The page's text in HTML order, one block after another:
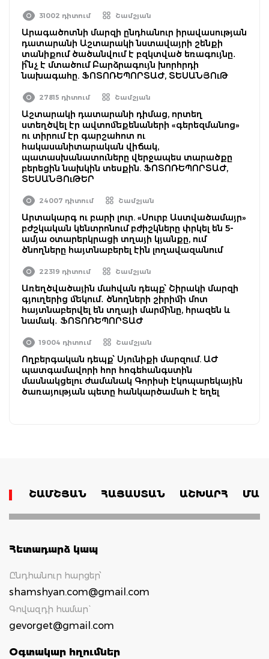
31002 դիտում Շամշյան
Արագածոտնի մարզի ընդհանուր իրավասության
դատարանի Աշտարակի նստավայրի շենքի
տանիքում ծածանվում է բզկտված եռագույնը․
ի՞նչ է մտածում Բարձրագույն խորհրդի
նախագահը. ՖՈՏՈՌԵՊՈՐՏԱԺ, ՏԵՍԱՆՅՈւԹ
27815 դիտում Շամշյան
Աշտարակի դատարանի դիմաց, որտեղ
ստեղծվել էր ավտոմեքենաների «գերեզմանոց»
ու տիրում էր գարշահոտ ու
հակասանիտարական վիճակ,
պատասխանատուները վերջապես տարածքը
բերեցին նախկին տեսքին. ՖՈՏՈՌԵՊՈՐՏԱԺ,
ՏԵՍԱՆՅՈւԹԵՐ
24007 դիտում Շամշյան
Արտակարգ ու բարի լուր. «Սուրբ Աստվածամայր»
բժշկական կենտրոնում բժիշկները փրկել են 5-
ամյա օտարերկրացի տղայի կյանքը, ում
ծնողները հայտնաբերել էին լողավազանում
22319 դիտում Շամշյան
Առեղծվածային մահվան դեպք՝ Շիրակի մարզի
գյուղերից մեկում․ ծնողների շիրիմի մոտ
հայտնաբերվել են տղայի մարմինը, հրազեն և
նամակ․ ՖՈՏՈՌԵՊՈՐՏԱԺ
19004 դիտում Շամշյան
Ողբերգական դեպք՝ Սյունիքի մարզում. ԱԺ
պատգամավորի հոր հոգեհանգստին
մասնակցելու ժամանակ Գորիսի էկոպարեկային
ծառայության պետը հանկարծամահ է եղել
ՇԱՄՇՅԱՆ ՀԱՅԱՍՏԱՆ ԱՇԽԱՐՀ
Հետադարձ կապ
Ընդհանուր հարցեր՝
shamshyan.com@gmail.com
Գովազդի համար`
gevorget@gmail.com
Օգտակար հղումներ